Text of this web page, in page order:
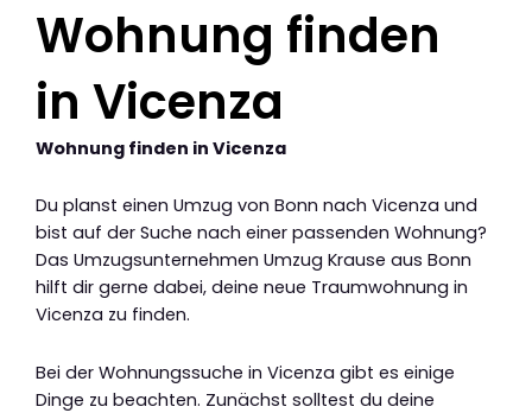
Wohnung finden
in Vicenza
Wohnung finden in Vicenza
Du planst einen Umzug von Bonn nach Vicenza und
bist auf der Suche nach einer passenden Wohnung?
Das Umzugsunternehmen Umzug Krause aus Bonn
hilft dir gerne dabei, deine neue Traumwohnung in
Vicenza zu finden.
Bei der Wohnungssuche in Vicenza gibt es einige
Dinge zu beachten. Zunächst solltest du deine